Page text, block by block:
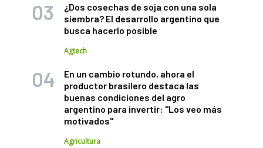
¿Dos cosechas de soja con una sola
siembra? El desarrollo argentino que
busca hacerlo posible
Agtech
En un cambio rotundo, ahora el
productor brasilero destaca las
buenas condiciones del agro
argentino para invertir: "Los veo más
motivados"
Agricultura